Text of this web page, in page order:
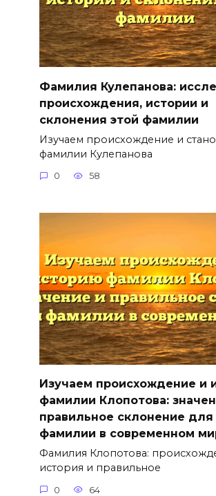
Фамилия Кулепанова:
происхождения, истории и
склонения этой фамилии
Изучаем происхождение и
фамилии Кулепанова
0 58
Изучаем происхождение и
фамилии Клопотова:
правильное склонение для
фамилии в современном
Фамилия Клопотова:
история и правильное
0 64